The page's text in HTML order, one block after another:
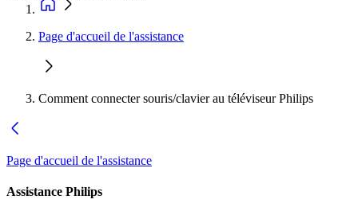
Page d'accueil de l'assistance
Comment connecter souris/clavier au téléviseur Philips
Page d'accueil de l'assistance
Assistance Philips